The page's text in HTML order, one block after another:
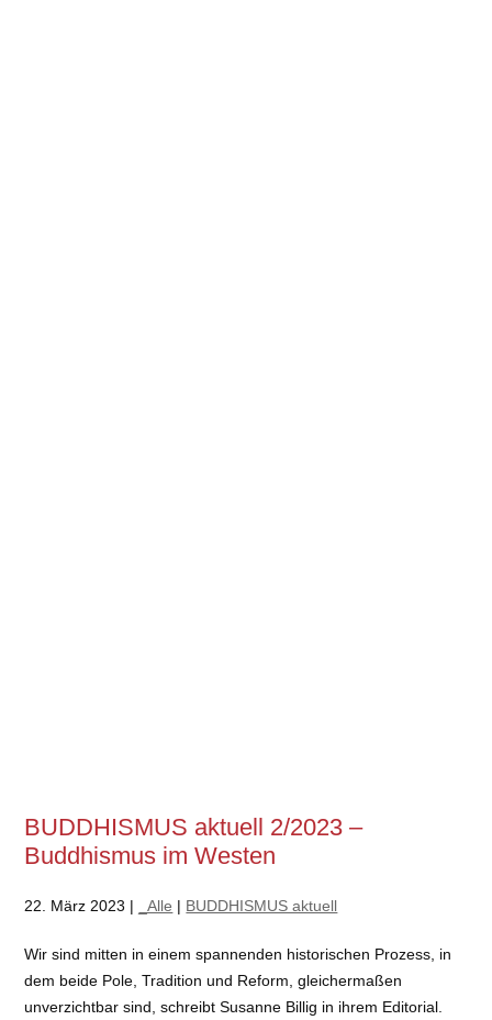
BUDDHISMUS aktuell 2/2023 –
Buddhismus im Westen
22. März 2023 | _Alle | BUDDHISMUS aktuell
Wir sind mitten in einem spannenden historischen Prozess, in
dem beide Pole, Tradition und Reform, gleichermaßen
unverzichtbar sind, schreibt Susanne Billig in ihrem Editorial.